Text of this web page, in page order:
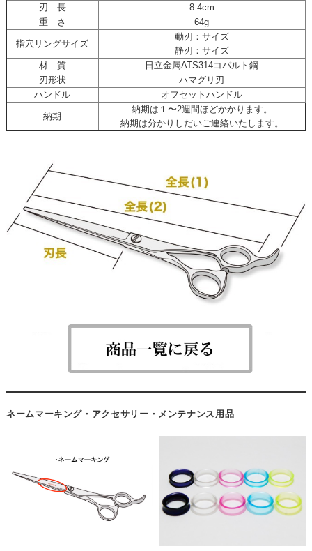
刃 長
8.4cm
重 さ
64g
指穴リングサイズ
動刃：サイズ
静刃：サイズ
材 質
日立金属ATS314コバルト鋼
刃形状
ハマグリ刃
ハンドル
オフセットハンドル
納期
納期は１〜2週間ほどかかります。
納期は分かりしだいご連絡いたします。
ネームマーキング・アクセサリー・メンテナンス用品